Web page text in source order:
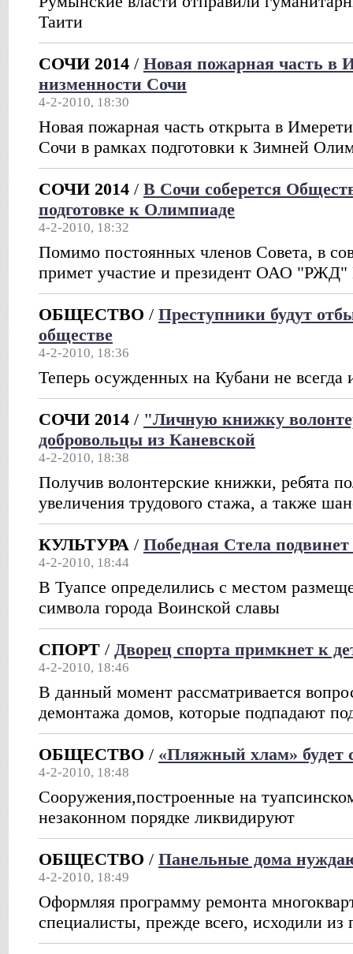
Таити
СОЧИ 2014 / Новая пожарная часть в
низменности Сочи
4-2-2010, 18:30
Новая пожарная часть открыта в
Сочи в рамках подготовки к Зимней
СОЧИ 2014 / В Сочи соберется
подготовке к Олимпиаде
4-2-2010, 18:32
Помимо постоянных членов Совета, в
примет участие и президент ОАО
ОБЩЕСТВО / Преступники будут
обществе
4-2-2010, 18:36
Теперь осужденных на Кубани не всегда
СОЧИ 2014 / "Личную книжку
добровольцы из Каневской
4-2-2010, 18:38
Получив волонтерские книжки, ребята
увеличения трудового стажа, а также
КУЛЬТУРА / Победная Стела
4-2-2010, 18:44
В Туапсе определились с местом
символа города Воинской славы
СПОРТ / Дворец спорта примкнет к
4-2-2010, 18:46
В данный момент рассматривается
демонтажа домов, которые подпадают
ОБЩЕСТВО / «Пляжный хлам» будет
4-2-2010, 18:48
Сооружения,построенные на
незаконном порядке ликвидируют
ОБЩЕСТВО / Панельные дома
4-2-2010, 18:49
Оформляя программу ремонта
специалисты, прежде всего, исходили